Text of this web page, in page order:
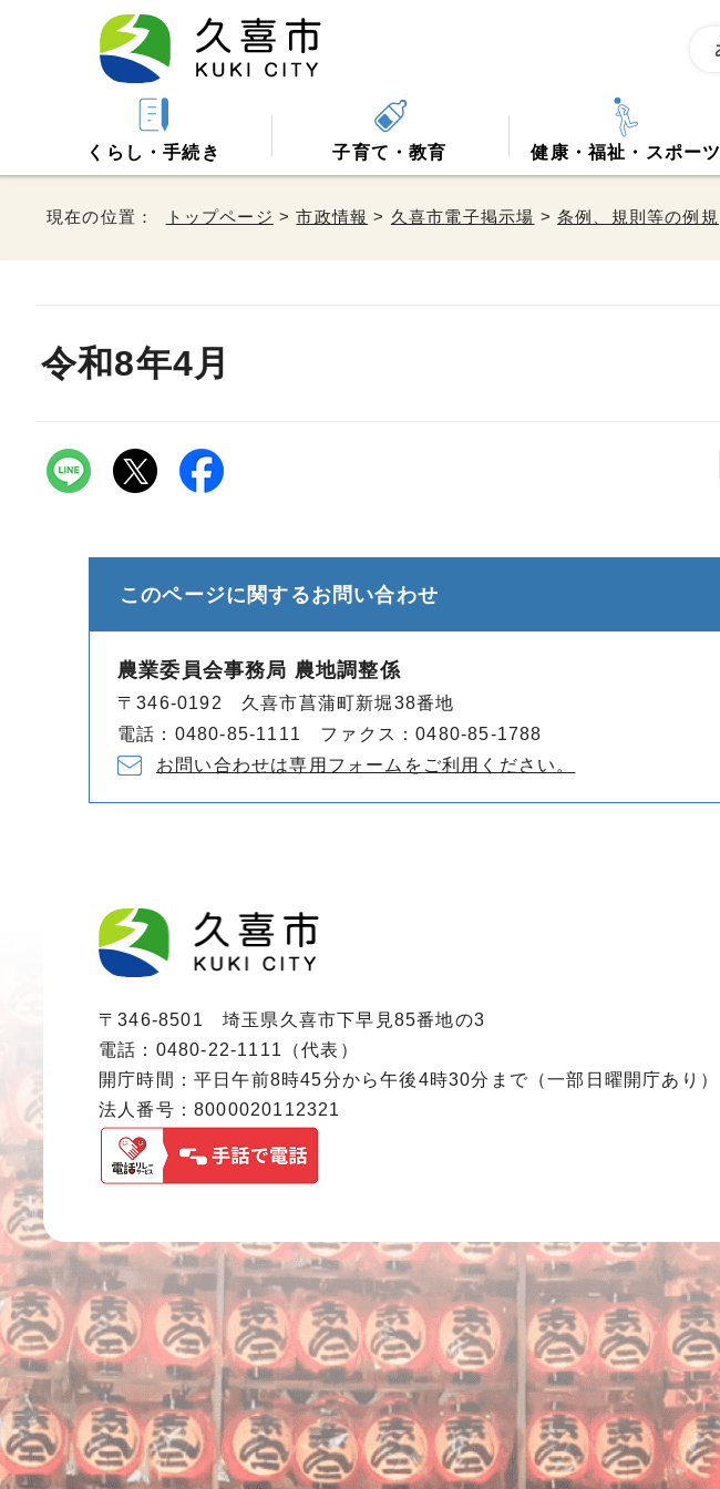
くらし・手続き 子育て・教育 健康・福祉・スポーツ
現在の位置： トップページ >市政情報 > 久喜市電子掲示場 >条例、規則等の例規
令和8年4月
このページに関するお問い合わせ
農業委員会事務局 農地調整係
〒346-0192 久喜市菖蒲町新堀38番地
電話：0480-85-1111 ファクス：0480-85-1788
お問い合わせは専用フォームをご利用ください。
〒346-8501 埼玉県久喜市下早見85番地の3
電話：0480-22-1111（代表）
開庁時間：平日午前8時45分から午後4時30分まで（一部日曜開庁あり）
法人番号：8000020112321